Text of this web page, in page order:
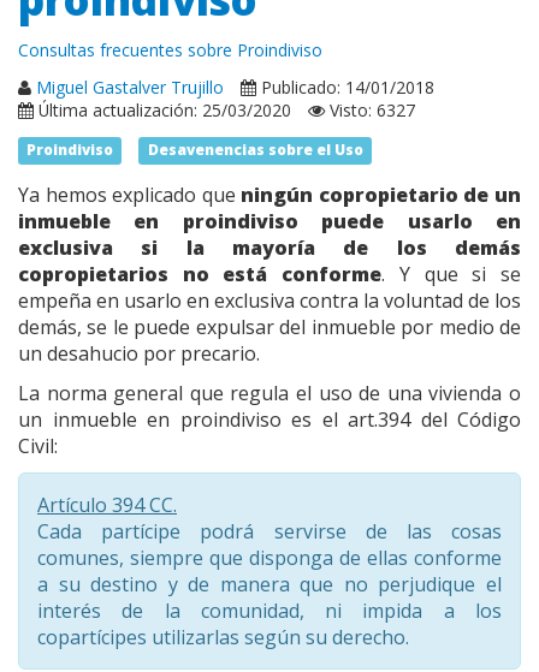
Consultas frecuentes sobre Proindiviso
Miguel Gastalver Trujillo
Publicado: 14/01/2018
Última actualización: 25/03/2020
Visto: 6327
Proindiviso Desavenencias sobre el Uso
Ya hemos explicado que ningún copropietario de un
inmueble en proindiviso puede usarlo en
exclusiva si la mayoría de los demás
copropietarios no está conforme. Y que si se
empeña en usarlo en exclusiva contra la voluntad de los
demás, se le puede expulsar del inmueble por medio de
un desahucio por precario.
La norma general que regula el uso de una vivienda o
un inmueble en proindiviso es el art.394 del Código
Civil:
Artículo 394 CC.
Cada partícipe podrá servirse de las cosas
comunes, siempre que disponga de ellas conforme
a su destino y de manera que no perjudique el
interés de la comunidad, ni impida a los
copartícipes utilizarlas según su derecho.